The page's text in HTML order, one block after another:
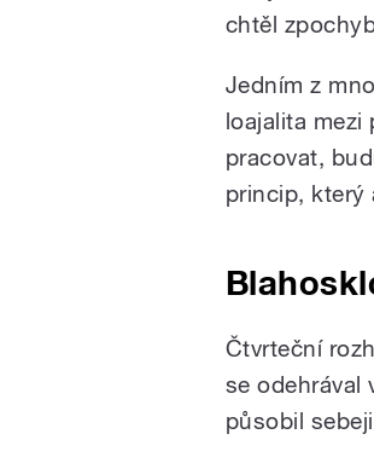
chtěl
Jedním z
loajalita
pracovat,
princip, který
Čtvrteční
se odehrával
působil